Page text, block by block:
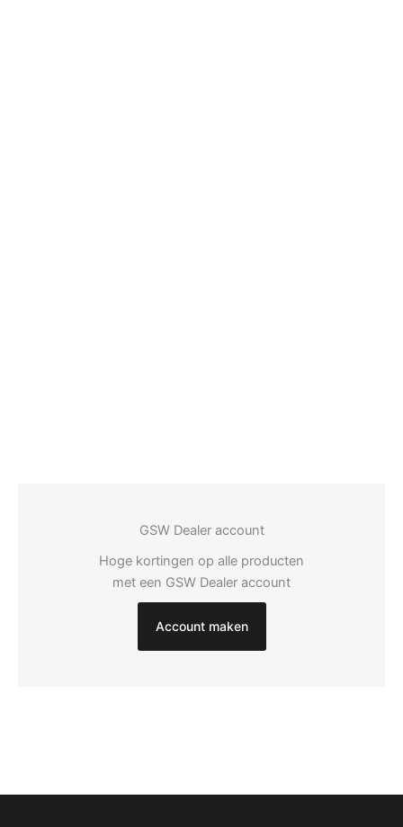
GSW Dealer account
Hoge kortingen op alle producten
met een GSW Dealer account
Account maken